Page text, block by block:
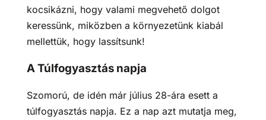
kocsikázni, hogy valami megvehető dolgot
keressünk, miközben a környezetünk kiabál
mellettük, hogy lassítsunk!
A Túlfogyasztás napja
Szomorú, de idén már július 28-ára esett a
túlfogyasztás napja. Ez a nap azt mutatja meg,